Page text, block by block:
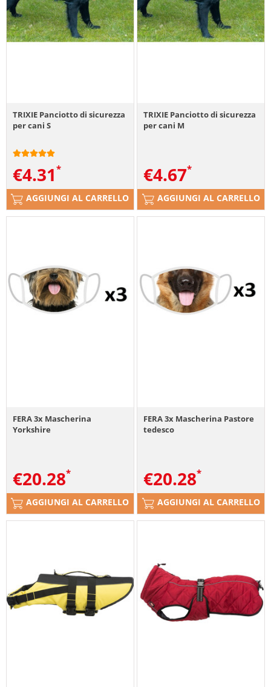
TRIXIE Panciotto di sicurezza
per cani S
€4.31
AGGIUNGI AL CARRELLO
TRIXIE Panciotto di sicurezza
per cani M
€4.67
AGGIUNGI AL CARRELLO
FERA 3x Mascherina
Yorkshire
€20.28
AGGIUNGI AL CARRELLO
FERA 3x Mascherina Pastore
tedesco
€20.28
AGGIUNGI AL CARRELLO